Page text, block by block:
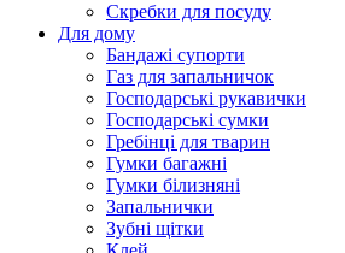
Скребки для посуду
Для дому
Бандажі супорти
Газ для запальничок
Господарські рукавички
Господарські сумки
Гребінці для тварин
Гумки багажні
Гумки білизняні
Запальнички
Зубні щітки